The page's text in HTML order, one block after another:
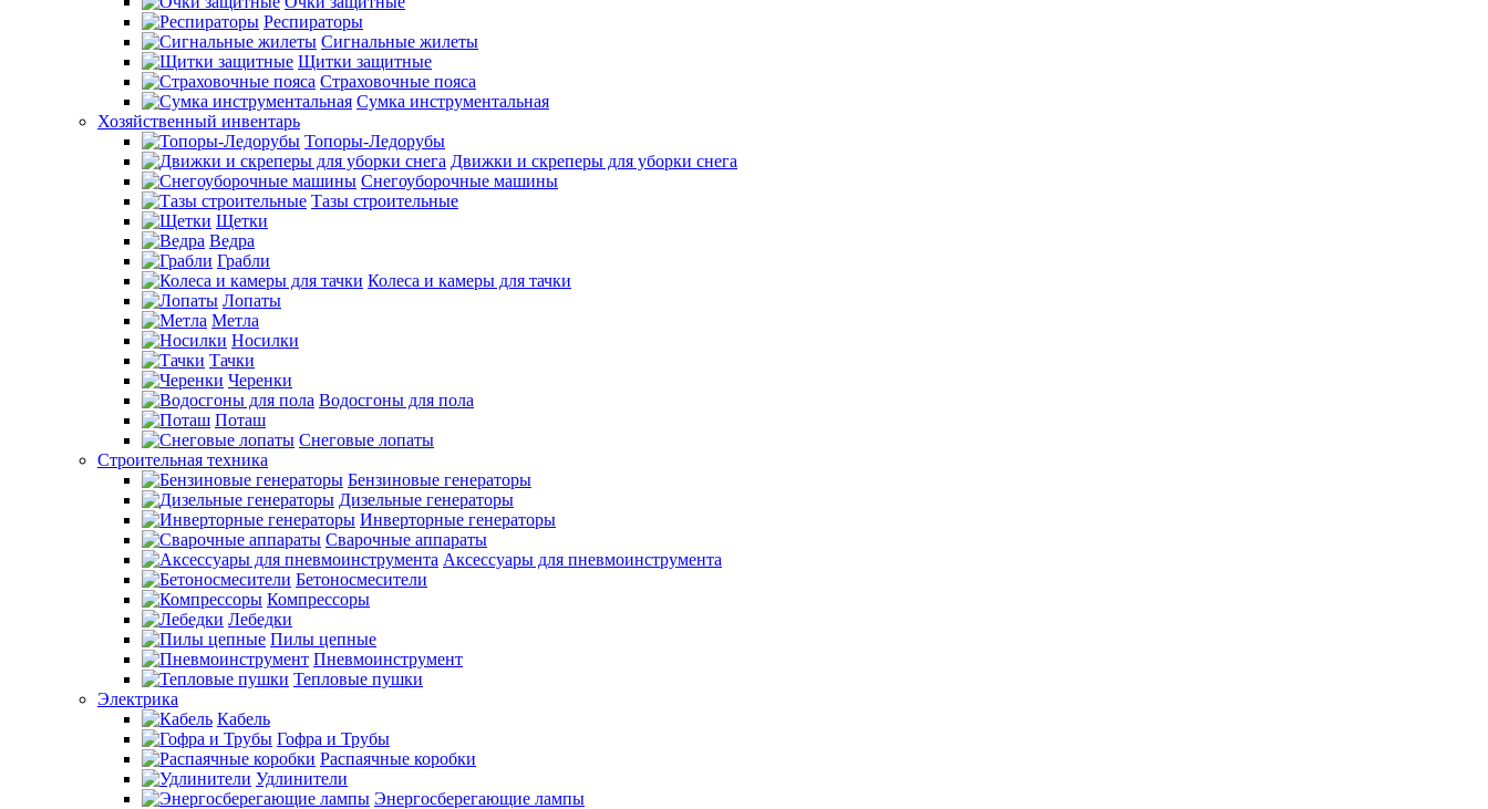
Респираторы
Сигнальные жилеты
Щитки защитные
Страховочные пояса
Сумка инструментальная
Хозяйственный инвентарь
Топоры-Ледорубы
Движки и скреперы для уборки снега
Снегоуборочные машины
Тазы строительные
Щетки
Ведра
Грабли
Колеса и камеры для тачки
Лопаты
Метла
Носилки
Тачки
Черенки
Водосгоны для пола
Поташ
Снеговые лопаты
Строительная техника
Бензиновые генераторы
Дизельные генераторы
Инверторные генераторы
Сварочные аппараты
Аксессуары для пневмоинструмента
Бетоносмесители
Компрессоры
Лебедки
Пилы цепные
Пневмоинструмент
Тепловые пушки
Электрика
Кабель
Гофра и Трубы
Распаячные коробки
Удлинители
Энергосберегающие лампы